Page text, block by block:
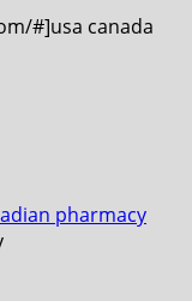
#]usa canada
pharmacy